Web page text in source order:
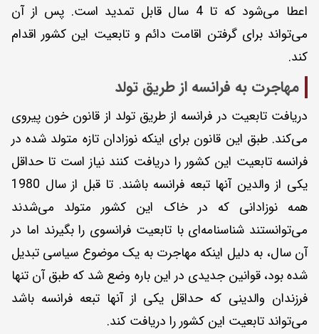
اعطا می‌شود که تا 4 سال قابل تمدید است. پس از آن
می‌تواند برای گرفتن اقامت دائم و تابعیت این کشور اقدام
کند.
مهاجرت به فرانسه از طریق تولد
دریافت تابعیت در فرانسه از طریق تولد از قانون خون پیروی
می‌کند. طبق این قانون برای اینکه نوزادان تازه متولد شده در
فرانسه تابعیت این کشور را دریافت کنند نیاز است تا حداقل
یکی از والدین آنها تبعه فرانسه باشند. تا قبل از سال 1980
همه نوزادانی که در خاک این کشور متولد می‌شدند
می‌توانستند شناسنامه‌ای با تابعیت فرانسوی را بگیرند اما در
آن سال، به دلیل اینکه مهاجرت به یک موضوع سیاسی تبدیل
شده بود، قوانین جدیدی در این باره وضع شد که طبق آن تنها
فرزندان والدینی که حداقل یکی از آنها تبعه فرانسه باشد
می‌تواند تابعیت این کشور را دریافت کند.